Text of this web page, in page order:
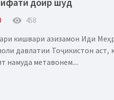
remove_red_eye 458
кишвари азизамон Иди
давлатии Тоҷикистон аст,
намуда метавонем....